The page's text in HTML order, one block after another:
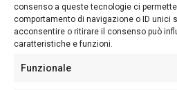
consenso a queste tecnologie ci
comportamento di navigazione o ID unici
acconsentire o ritirare il consenso può
caratteristiche e funzioni.
Funzionale
Follow Us